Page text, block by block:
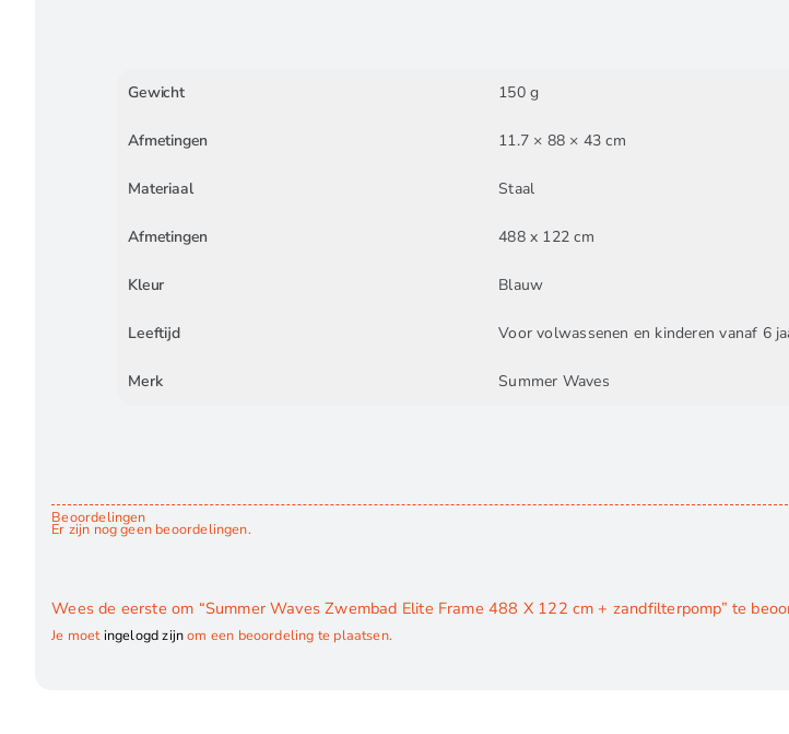
Gewicht 150 g
Afmetingen 11.7 × 88 × 43 cm
Materiaal Staal
Afmetingen 488 x 122 cm
Kleur Blauw
Leeftijd Voor volwassenen en kinderen vanaf 6
Merk Summer Waves
Beoordelingen
Er zijn nog geen beoordelingen.
Wees de eerste om “Summer Waves Zwembad Elite Frame 488 X 122 cm + zandfilterpomp” te
Je moetingelogd zijnom een beoordeling te plaatsen.